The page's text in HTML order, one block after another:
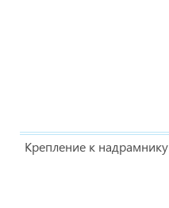
Крепление к надрамнику